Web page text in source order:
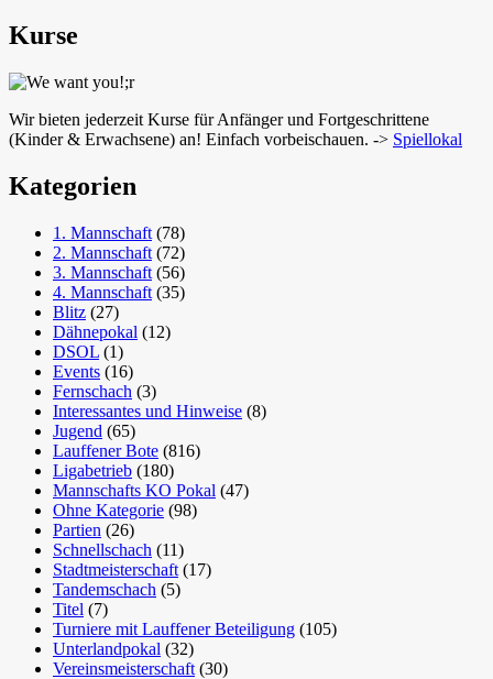
Kurse
Wir bieten jederzeit Kurse für Anfänger und Fortgeschrittene
(Kinder & Erwachsene) an! Einfach vorbeischauen. -> Spiellokal
Kategorien
1. Mannschaft (78)
2. Mannschaft (72)
3. Mannschaft (56)
4. Mannschaft (35)
Blitz (27)
Dähnepokal (12)
DSOL (1)
Events (16)
Fernschach (3)
Interessantes und Hinweise (8)
Jugend (65)
Lauffener Bote (816)
Ligabetrieb (180)
Mannschafts KO Pokal (47)
Ohne Kategorie (98)
Partien (26)
Schnellschach (11)
Stadtmeisterschaft (17)
Tandemschach (5)
Titel (7)
Turniere mit Lauffener Beteiligung (105)
Unterlandpokal (32)
Vereinsmeisterschaft (30)